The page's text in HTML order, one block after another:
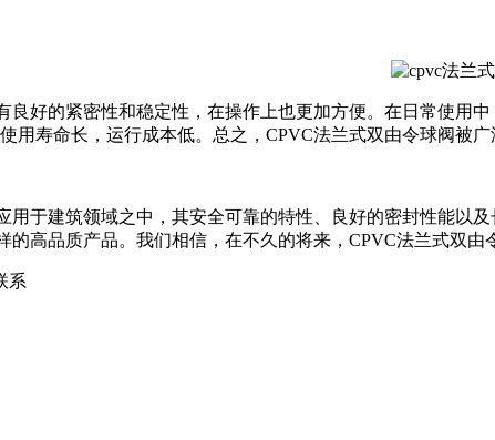
良好的紧密性和稳定性，在操作上也更加方便。在日常使用
用寿命长，运行成本低。总之，CPVC法兰式双由令球阀被
用于建筑领域之中，其安全可靠的特性、良好的密封性能以
的高品质产品。我们相信，在不久的将来，CPVC法兰式双
系